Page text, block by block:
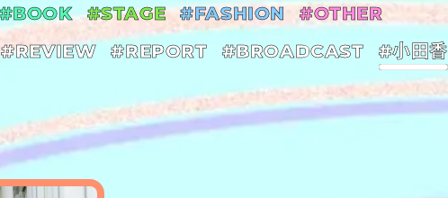
#BOOK #STAGE #FASHION #OTHER
#REVIEW #REPORT #BROADCAST #小田香